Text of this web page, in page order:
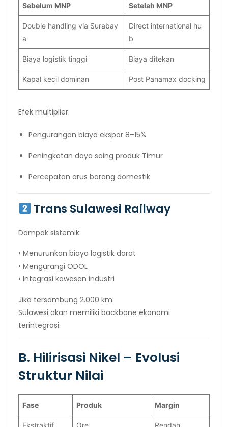
Sebelum MNP Setelah MNP
Double handling via Surabay
a
Direct international hu
b
Biaya logistik tinggi Biaya ditekan
Kapal kecil dominan Post Panamax docking
Efek multiplier:
Pengurangan biaya ekspor 8–15%
Peningkatan daya saing produk Timur
Percepatan arus barang domestik
Trans Sulawesi Railway
Dampak sistemik:
• Menurunkan biaya logistik darat
• Mengurangi ODOL
• Integrasi kawasan industri
Jika tersambung 2.000 km:
Sulawesi akan memiliki backbone ekonomi
terintegrasi.
B. Hilirisasi Nikel – Evolusi
Struktur Nilai
Fase Produk Margin
Ekstraktif Ore Rendah